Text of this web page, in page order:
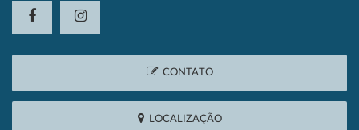
CONTATO
LOCALIZAÇÃO